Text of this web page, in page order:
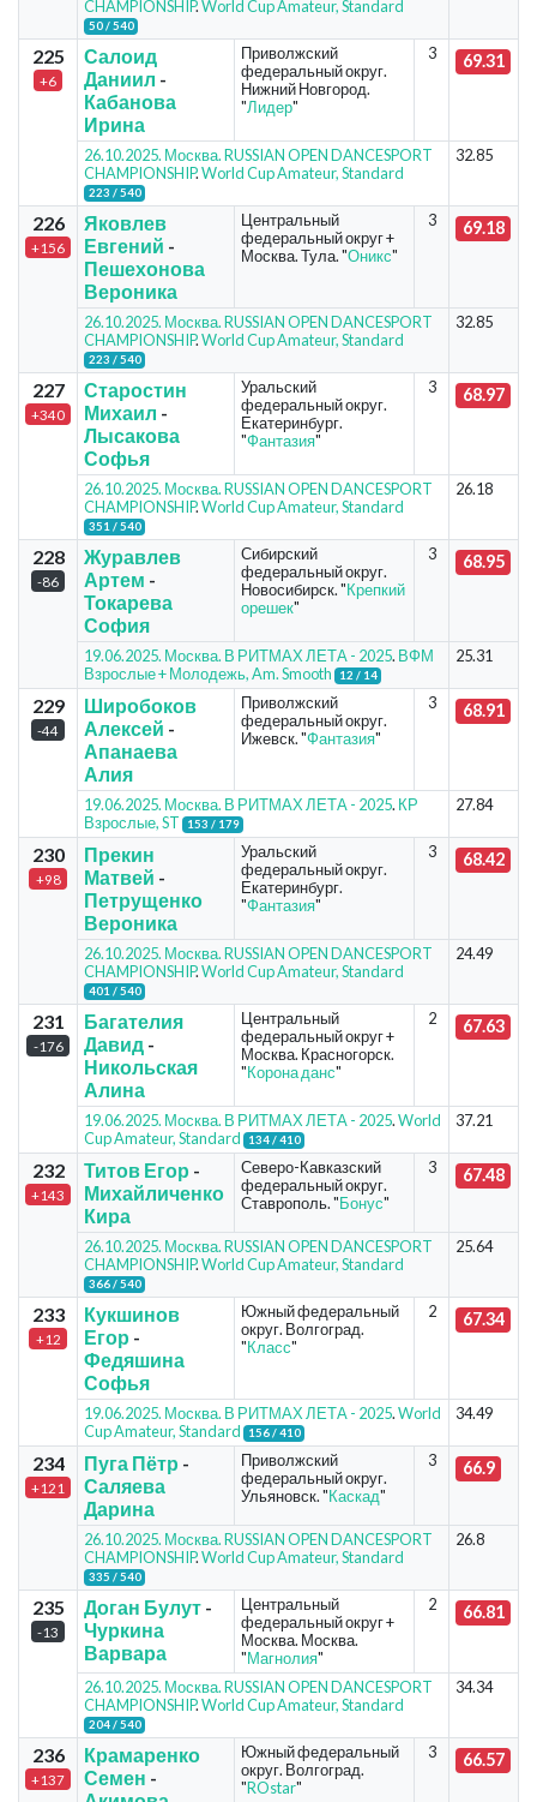
CHAMPIONSHIP.World Cup Amateur, Standard
50 / 540
225
+6
Салоид
Даниил -
Кабанова
Ирина
Приволжский
федеральный округ.
Нижний Новгород.
"Лидер"
3 69.31
26.10.2025. Москва. RUSSIAN OPEN DANCESPORT
CHAMPIONSHIP.World Cup Amateur, Standard
223 / 540
32.85
226
+156
Яковлев
Евгений -
Пешехонова
Вероника
Центральный
федеральный округ +
Москва. Тула. "Оникс"
3 69.18
26.10.2025. Москва. RUSSIAN OPEN DANCESPORT
CHAMPIONSHIP.World Cup Amateur, Standard
223 / 540
32.85
227
+340
Старостин
Михаил -
Лысакова
Софья
Уральский
федеральный округ.
Екатеринбург.
"Фантазия"
3 68.97
26.10.2025. Москва. RUSSIAN OPEN DANCESPORT
CHAMPIONSHIP.World Cup Amateur, Standard
351 / 540
26.18
228
-86
Журавлев
Артем -
Токарева
София
Сибирский
федеральный округ.
Новосибирск. "Крепкий
орешек"
3 68.95
19.06.2025. Москва. В РИТМАХ ЛЕТА - 2025. ВФМ
Взрослые + Молодежь, Am. Smooth
12 / 14
25.31
229
-44
Широбоков
Алексей -
Апанаева
Алия
Приволжский
федеральный округ.
Ижевск. "Фантазия"
3 68.91
19.06.2025. Москва. В РИТМАХ ЛЕТА - 2025. КР
Взрослые, ST
153 / 179
27.84
230
+98
Прекин
Матвей -
Петрущенко
Вероника
Уральский
федеральный округ.
Екатеринбург.
"Фантазия"
3 68.42
26.10.2025. Москва. RUSSIAN OPEN DANCESPORT
CHAMPIONSHIP.World Cup Amateur, Standard
401 / 540
24.49
231
-176
Багателия
Давид-
Никольская
Алина
Центральный
федеральный округ +
Москва. Красногорск.
"Корона данс"
2 67.63
19.06.2025. Москва. В РИТМАХ ЛЕТА - 2025.World
Cup Amateur, Standard
134 / 410
37.21
232
+143
Титов Егор -
Михайличенко
Кира
Северо-Кавказский
федеральный округ.
Ставрополь. "Бонус"
3 67.48
26.10.2025. Москва. RUSSIAN OPEN DANCESPORT
CHAMPIONSHIP.World Cup Amateur, Standard
366 / 540
25.64
233
+12
Кукшинов
Егор -
Федяшина
Софья
Южный федеральный
округ. Волгоград.
"Класс"
2 67.34
19.06.2025. Москва. В РИТМАХ ЛЕТА - 2025.World
Cup Amateur, Standard
156 / 410
34.49
234
+121
Пуга Пётр -
Саляева
Дарина
Приволжский
федеральный округ.
Ульяновск. "Каскад"
3 66.9
26.10.2025. Москва. RUSSIAN OPEN DANCESPORT
CHAMPIONSHIP.World Cup Amateur, Standard
335 / 540
26.8
235
-13
Доган Булут-
Чуркина
Варвара
Центральный
федеральный округ +
Москва. Москва.
"Магнолия"
2 66.81
26.10.2025. Москва. RUSSIAN OPEN DANCESPORT
CHAMPIONSHIP.World Cup Amateur, Standard
204 / 540
34.34
236
+137
Крамаренко
Семен -
Южный федеральный
округ. Волгоград.
"ROstar"
3 66.57